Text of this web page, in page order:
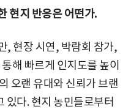
현지 반응은 어떤가.
, 현장 시연, 박람회 참가,
해 빠르게 인지도를 높이
오랜 유대와 신뢰가 브랜
있다. 현지 농민들로부터